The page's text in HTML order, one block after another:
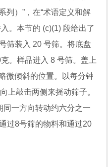
列）”，在“术语定义和解
。本节的 (c)(1) 段给出了
筛装入 20 号筛。将底盘
。样品进入 8 号筛。盖上
微倾斜的位置。以每分钟
上敲击两侧来摇动筛子。
同一方向转动约六分之一
过8号筛的物料和通过20